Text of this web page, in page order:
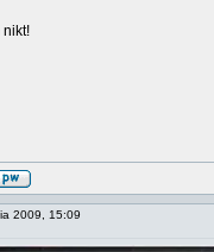
nikt!
2009, 15:09